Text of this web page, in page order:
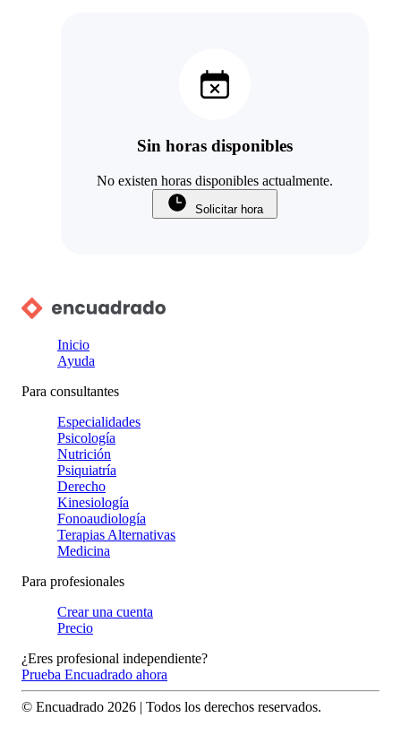
Sin horas disponibles
No existen horas disponibles actualmente.
Solicitar hora
Inicio
Ayuda
Para consultantes
Especialidades
Psicología
Nutrición
Psiquiatría
Derecho
Kinesiología
Fonoaudiología
Terapias Alternativas
Medicina
Para profesionales
Crear una cuenta
Precio
¿Eres profesional independiente?
Prueba Encuadrado ahora
© Encuadrado 2026 | Todos los derechos reservados.